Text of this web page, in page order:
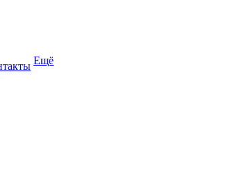
Ещё